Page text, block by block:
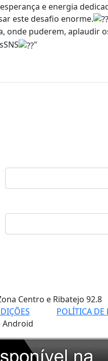
e energia
este desafio enorme.
onde puderem, aplaudir
"
Centro e Ribatejo 92.8
POLÍTICA DE
Android